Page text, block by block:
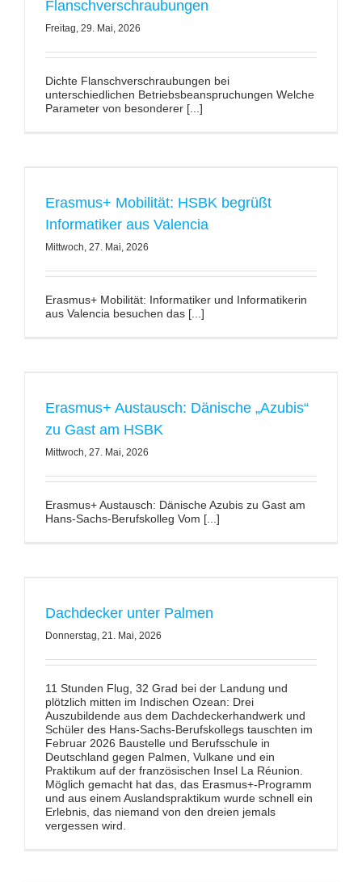
Flanschverschraubungen
Freitag, 29. Mai, 2026
Dichte Flanschverschraubungen bei
unterschiedlichen Betriebsbeanspruchungen Welche
Parameter von besonderer [...]
Erasmus+ Mobilität: HSBK begrüßt
Informatiker aus Valencia
Mittwoch, 27. Mai, 2026
Erasmus+ Mobilität: Informatiker und Informatikerin
aus Valencia besuchen das [...]
Erasmus+ Austausch: Dänische „Azubis“
zu Gast am HSBK
Mittwoch, 27. Mai, 2026
Erasmus+ Austausch: Dänische Azubis zu Gast am
Hans-Sachs-Berufskolleg Vom [...]
Dachdecker unter Palmen
Donnerstag, 21. Mai, 2026
11 Stunden Flug, 32 Grad bei der Landung und
plötzlich mitten im Indischen Ozean: Drei
Auszubildende aus dem Dachdeckerhandwerk und
Schüler des Hans-Sachs-Berufskollegs tauschten im
Februar 2026 Baustelle und Berufsschule in
Deutschland gegen Palmen, Vulkane und ein
Praktikum auf der französischen Insel La Réunion.
Möglich gemacht hat das, das Erasmus+-Programm
und aus einem Auslandspraktikum wurde schnell ein
Erlebnis, das niemand von den dreien jemals
vergessen wird.